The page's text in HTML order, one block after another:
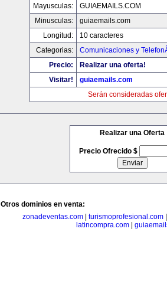
Mayusculas:
GUIAEMAILS.COM
Minusculas:
guiaemails.com
Longitud:
10 caracteres
Categorias:
Comunicaciones y
Precio:
Realizar una oferta!
Visitar!
guiaemails.com
Serán consideradas
Realizar una Oferta
Precio Ofrecido $
Otros dominios en venta:
zonadeventas.com| turismoprofesional.com
latincompra.com|